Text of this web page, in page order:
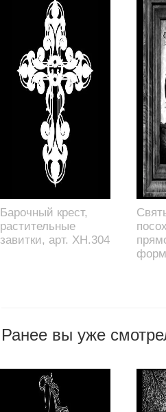
Барочный крест,
растительные
завитки, арт. XH.304
Ранее вы уже